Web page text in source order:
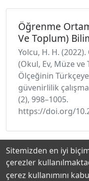
Öğrenme
Ve Toplum)
Yolcu, H. H.
(Okul, Ev, Müze
Ölçeğinin
güvenirlilik
(2), 998–1005.
https://doi.org/
Hakkında
Sitemizden en iyi
çerezler
çerez kullanımını